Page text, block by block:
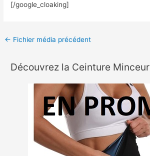
[/google_cloaking]
← Fichier média précédent
Découvrez la Ceinture Minceur